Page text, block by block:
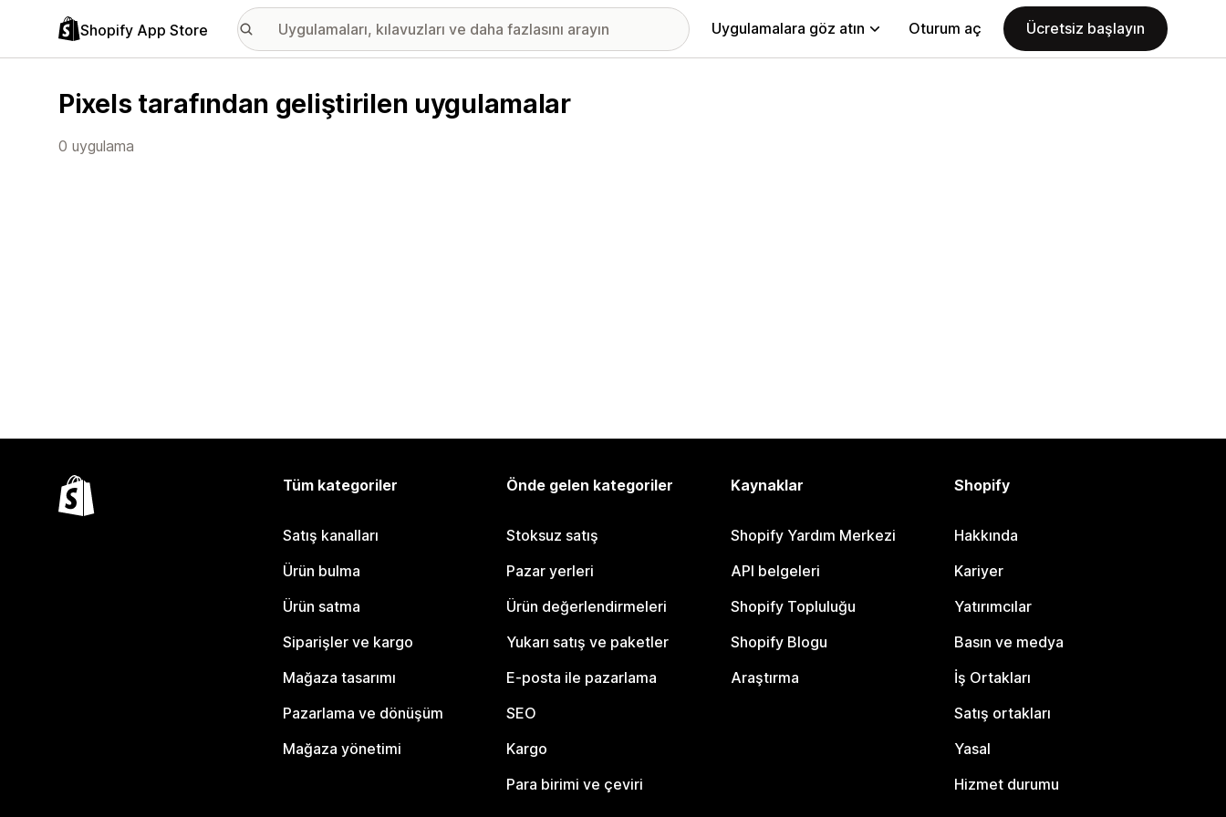
Shopify App Store Uygulamalara göz atın Oturum aç Ücretsiz başlayın
Pixels tarafından geliştirilen uygulamalar
0 uygulama
Tüm kategoriler
Satış kanalları
Ürün bulma
Ürün satma
Siparişler ve kargo
Mağaza tasarımı
Pazarlama ve dönüşüm
Mağaza yönetimi
Önde gelen kategoriler
Stoksuz satış
Pazar yerleri
Ürün değerlendirmeleri
Yukarı satış ve paketler
E-posta ile pazarlama
SEO
Kargo
Para birimi ve çeviri
Kaynaklar
Shopify Yardım Merkezi
API belgeleri
Shopify Topluluğu
Shopify Blogu
Araştırma
Shopify
Hakkında
Kariyer
Yatırımcılar
Basın ve medya
İş Ortakları
Satış ortakları
Yasal
Hizmet durumu